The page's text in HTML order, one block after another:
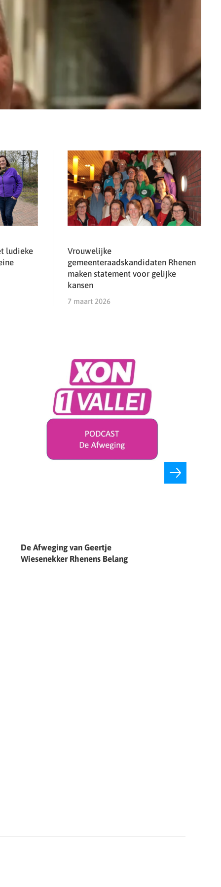
ludieke
Vrouwelijke
gemeenteraadskandidaten Rhenen
maken statement voor gelijke
kansen
7 maart 2026
De Afweging van Geertje
Wiesenekker Rhenens Belang